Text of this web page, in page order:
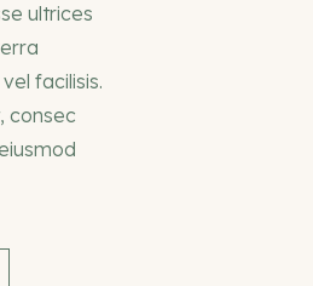
ultrices
facilisis.
consec